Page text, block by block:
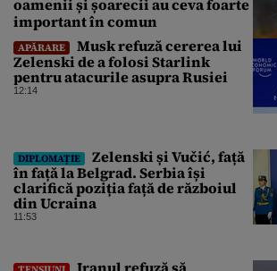
oamenii și șoarecii au ceva foarte
important în comun
APĂRARE
Musk refuză cererea lui
Zelenski de a folosi Starlink
pentru atacurile asupra Rusiei
12:14
DIPLOMAȚIE
Zelenski și Vučić, față
în față la Belgrad. Serbia își
clarifică poziția față de războiul
din Ucraina
11:53
Iranul refuză să